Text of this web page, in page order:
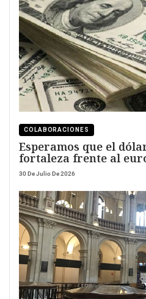
COLABORACIONES
Esperamos que el
fortaleza frente al
30 De Julio De 2026